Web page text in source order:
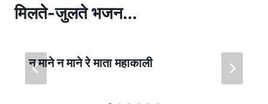
p
मिलते-जुलते भजन...
न माने न माने रे माता महाकाली